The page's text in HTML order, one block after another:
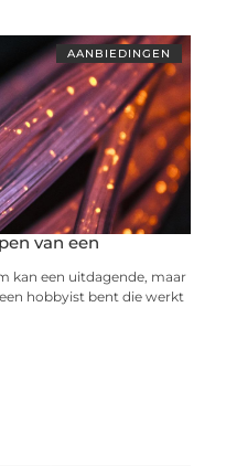
AANBIEDINGEN
van een
kan een uitdagende, maar
hobbyist bent die werkt